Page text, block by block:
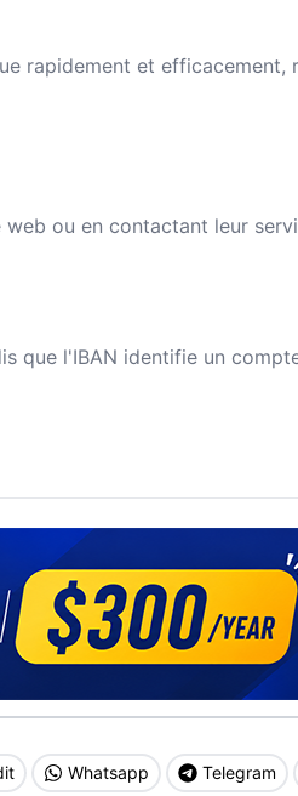
rapidement et efficacement,
ou en contactant leur
que l'IBAN identifie un
Whatsapp Telegram